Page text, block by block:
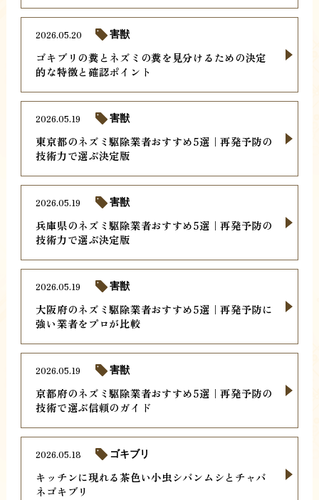
ゴキブリの糞とネズミの糞を見分けるための決定
的な特徴と確認ポイント
2026.05.20 害獣
東京都のネズミ駆除業者おすすめ5選｜再発予防の
技術力で選ぶ決定版
2026.05.19 害獣
兵庫県のネズミ駆除業者おすすめ5選｜再発予防の
技術力で選ぶ決定版
2026.05.19 害獣
大阪府のネズミ駆除業者おすすめ5選｜再発予防に
強い業者をプロが比較
2026.05.19 害獣
京都府のネズミ駆除業者おすすめ5選｜再発予防の
技術で選ぶ信頼のガイド
2026.05.19 害獣
キッチンに現れる茶色い小虫シバンムシとチャバ
ネゴキブリ
2026.05.18 ゴキブリ